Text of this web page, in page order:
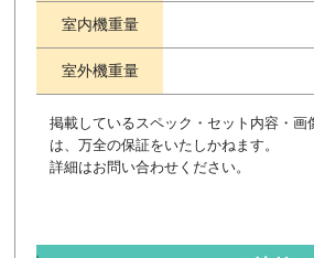
室内機重量
室外機重量
掲載しているスペック・セット内容・画
は、万全の保証をいたしかねます。
詳細はお問い合わせください。